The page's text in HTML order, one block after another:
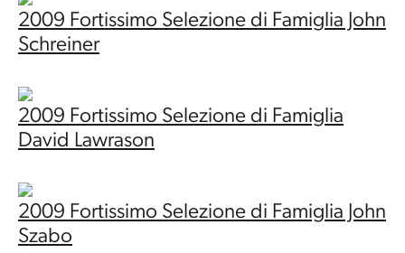
2009 Fortissimo Selezione di Famiglia John
Schreiner
2009 Fortissimo Selezione di Famiglia
David Lawrason
2009 Fortissimo Selezione di Famiglia John
Szabo